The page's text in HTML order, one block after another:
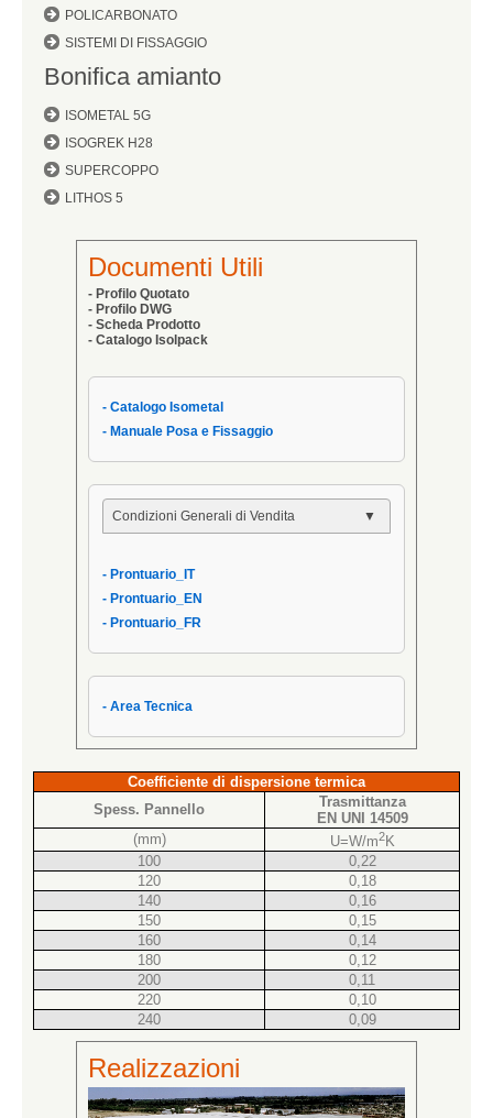
POLICARBONATO
SISTEMI DI FISSAGGIO
Bonifica amianto
ISOMETAL 5G
ISOGREK H28
SUPERCOPPO
LITHOS 5
Documenti Utili
- Profilo Quotato
- Profilo DWG
- Scheda Prodotto
- Catalogo Isolpack
- Catalogo Isometal
- Manuale Posa e Fissaggio
Condizioni Generali di Vendita
- Condizioni di Vendita AIPPEG
- Prontuario_IT
- Prontuario_IT
- Prontuario_EN
- Prontuario_FR
- Area Tecnica
Coefficiente di dispersione termica
Spess. Pannello
Trasmittanza
EN UNI 14509
(mm)
U=W/m2K
100
0,22
120
0,18
140
0,16
150
0,15
160
0,14
180
0,12
200
0,11
220
0,10
240
0,09
Realizzazioni